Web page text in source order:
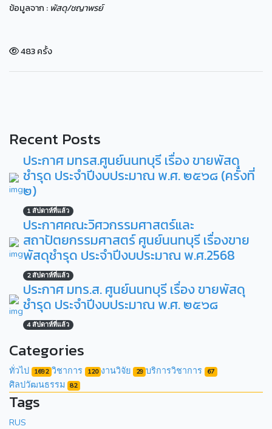
ข้อมูลจาก : พัสดุ/ชญาพรย์
483 ครั้ง
Recent Posts
ประกาศ มทรส.ศูนย์นนทบุรี เรื่อง ขายพัสดุ
ชำรุด ประจำปีงบประมาณ พ.ศ. ๒๕๖๘ (ครั้งที่
๒)
1 สัปดาห์ที่แล้ว
ประกาศคณะวิศวกรรมศาสตร์และ
สถาปัตยกรรมศาสตร์ ศูนย์นนทบุรี เรื่องขาย
พัสดุชำรุด ประจำปีงบประมาณ พ.ศ.2568
2 สัปดาห์ที่แล้ว
ประกาศ มทร.ส. ศูนย์นนทบุรี เรื่อง ขายพัสดุ
ชำรุด ประจำปีงบประมาณ พ.ศ. ๒๕๖๘
4 สัปดาห์ที่แล้ว
Categories
ทั่วไป 1692 วิชาการ 120 งานวิจัย 29 บริการวิชาการ 67
ศิลปวัฒนธรรม 82
Tags
RUS